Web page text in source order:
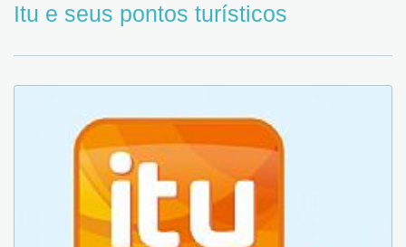
Itu e seus pontos turísticos